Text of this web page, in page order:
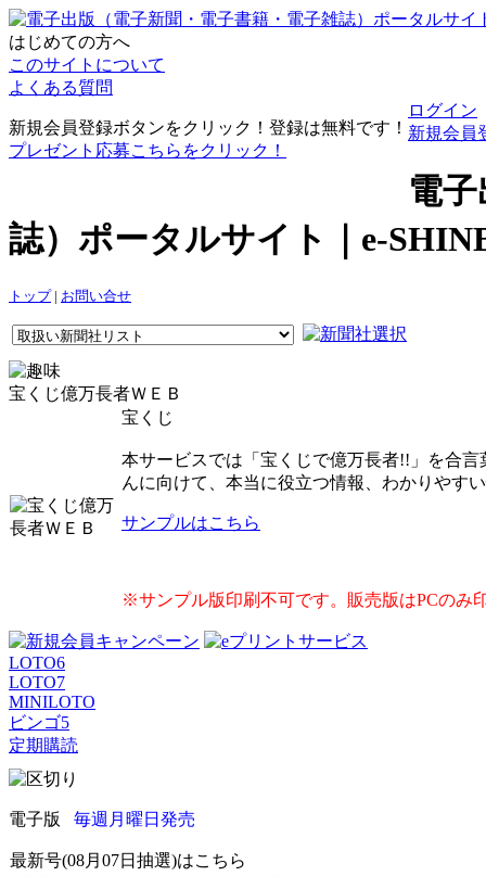
はじめての方へ
このサイトについて
よくある質問
新規会員登録ボタンをクリック！登録は無料です！
プレゼント応募こちらをクリック！
ログイン
新規会員
電
誌）ポータルサイト｜e-
トップ| お問い合せ
宝くじ億万長者ＷＥＢ
宝くじ
本サービスでは「宝くじで億万長者!!」を合
んに向けて、本当に役立つ情報、わかりやす
サンプルはこちら
※サンプル版印刷不可です。販売版はPCのみ
LOTO6
LOTO7
MINILOTO
ビンゴ5
定期購読
電子版 毎週月曜日発売
最新号(08月07日抽選)はこちら